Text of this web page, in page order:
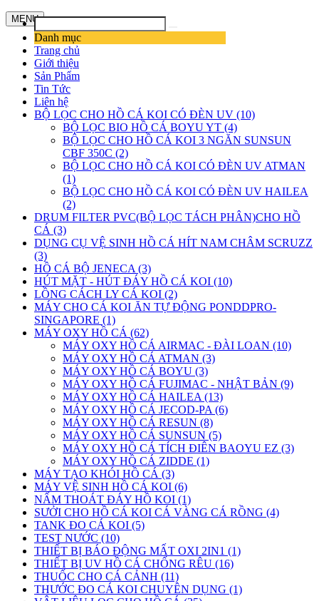
MENU
Danh mục
Trang chủ
Giới thiệu
Sản Phẩm
Tin Tức
Liên hệ
BỘ LỌC CHO HỒ CÁ KOI CÓ ĐÈN UV (10)
BỘ LỌC BIO HỒ CÁ BOYU YT (4)
BỘ LỌC CHO HỒ CÁ KOI 3 NGĂN SUNSUN
CBF 350C (2)
BỘ LỌC CHO HỒ CÁ KOI CÓ ĐÈN UV ATMAN
(1)
BỘ LỌC CHO HỒ CÁ KOI CÓ ĐÈN UV HAILEA
(2)
DRUM FILTER PVC(BỘ LỌC TÁCH PHÂN)CHO HỒ
CÁ (3)
DỤNG CỤ VỆ SINH HỒ CÁ HÍT NAM CHÂM SCRUZZ
(3)
HỒ CÁ BỘ JENECA (3)
HÚT MẶT - HÚT ĐÁY HỒ CÁ KOI (10)
LỒNG CÁCH LY CÁ KOI (2)
MÁY CHO CÁ KOI ĂN TỰ ĐỘNG PONDDPRO-
SINGAPORE (1)
MÁY OXY HỒ CÁ (62)
MÁY OXY HỒ CÁ AIRMAC - ĐÀI LOAN (10)
MÁY OXY HỒ CÁ ATMAN (3)
MÁY OXY HỒ CÁ BOYU (3)
MÁY OXY HỒ CÁ FUJIMAC - NHẬT BẢN (9)
MÁY OXY HỒ CÁ HAILEA (13)
MÁY OXY HỒ CÁ JECOD-PA (6)
MÁY OXY HỒ CÁ RESUN (8)
MÁY OXY HỒ CÁ SUNSUN (5)
MÁY OXY HỒ CÁ TÍCH ĐIÊN BAOYU EZ (3)
MÁY OXY HỒ CÁ ZIDDE (1)
MÁY TẠO KHÓI HỒ CÁ (3)
MÁY VỆ SINH HỒ CÁ KOI (6)
NẤM THOÁT ĐÁY HỒ KOI (1)
SƯỞI CHO HỒ CÁ KOI CÁ VÀNG CÁ RỒNG (4)
TANK ĐO CÁ KOI (5)
TEST NƯỚC (10)
THIẾT BỊ BÁO ĐỘNG MẤT OXI 2IN1 (1)
THIẾT BỊ UV HỒ CÁ CHỐNG RÊU (16)
THUỐC CHO CÁ CẢNH (11)
THƯỚC ĐO CÁ KOI CHUYÊN DỤNG (1)